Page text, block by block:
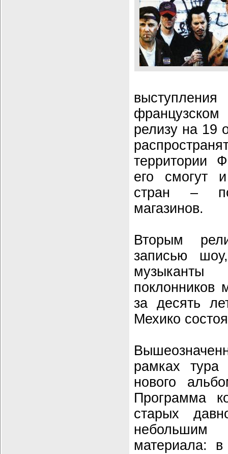
релизу на 19
территории
его смогут
стран –
магазинов.
Вторым
записью
музыканты
поклонников
за десять
Мехико
рамках
нового
Программа
старых
небольшим
материала: